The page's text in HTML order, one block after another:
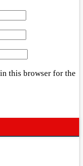
this browser for the